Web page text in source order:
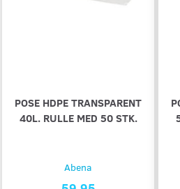
POSE HDPE TRANSPARENT
40L. RULLE MED 50 STK.
Abena